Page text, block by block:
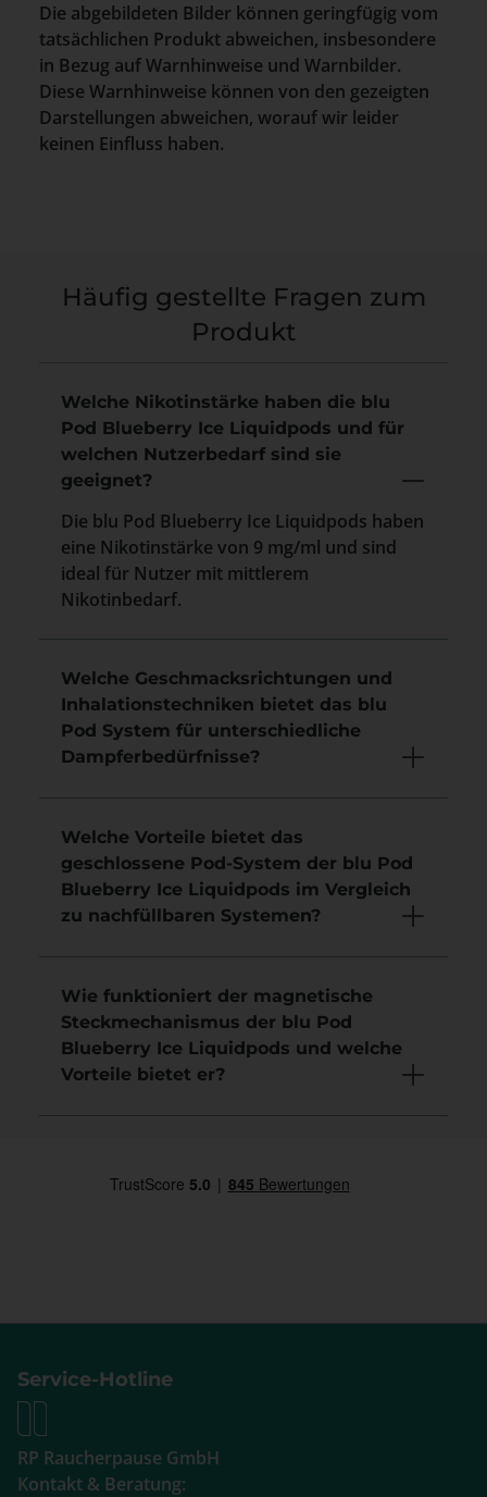
Die abgebildeten Bilder können geringfügig vom
tatsächlichen Produkt abweichen, insbesondere
in Bezug auf Warnhinweise und Warnbilder.
Diese Warnhinweise können von den gezeigten
Darstellungen abweichen, worauf wir leider
keinen Einfluss haben.
Häufig gestellte Fragen zum
Produkt
Welche Nikotinstärke haben die blu
Pod Blueberry Ice Liquidpods und für
welchen Nutzerbedarf sind sie
geeignet?
Die blu Pod Blueberry Ice Liquidpods haben
eine Nikotinstärke von 9 mg/ml und sind
ideal für Nutzer mit mittlerem
Nikotinbedarf.
Welche Geschmacksrichtungen und
Inhalationstechniken bietet das blu
Pod System für unterschiedliche
Dampferbedürfnisse?
Welche Vorteile bietet das
geschlossene Pod-System der blu Pod
Blueberry Ice Liquidpods im Vergleich
zu nachfüllbaren Systemen?
Wie funktioniert der magnetische
Steckmechanismus der blu Pod
Blueberry Ice Liquidpods und welche
Vorteile bietet er?
Service-Hotline
RP Raucherpause GmbH
Kontakt & Beratung: